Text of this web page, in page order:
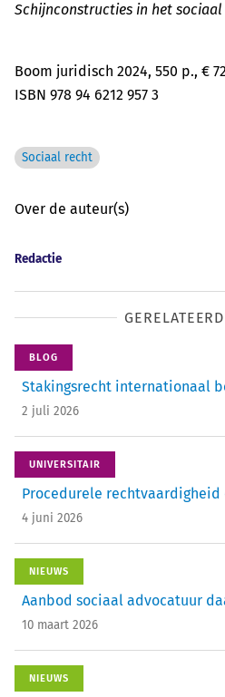
Schijnconstructies in het
Boom juridisch 2024, 550 p., €
ISBN 978 94 6212 957 3
Sociaal recht
Over de auteur(s)
Redactie
BLOG
Stakingsrecht ­internationaal
2 juli 2026
UNIVERSITAIR
Procedurele rechtvaardigheid
4 juni 2026
NIEUWS
Aanbod sociaal advocatuur
10 maart 2026
NIEUWS